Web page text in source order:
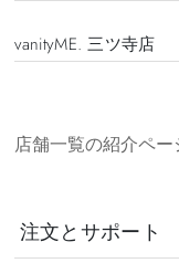
vanityME. 三ツ寺店
店舗一覧の紹介ペー
注文とサポート